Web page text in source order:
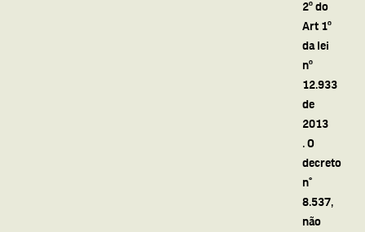
2º do
Art 1º
da lei
nº
12.933
de
2013
. O
decreto
n°
8.537,
não